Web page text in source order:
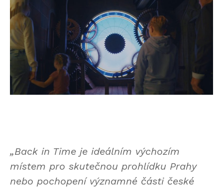
„Back in Time je ideálním výchozím
místem pro skutečnou prohlídku Prahy
nebo pochopení významné části české